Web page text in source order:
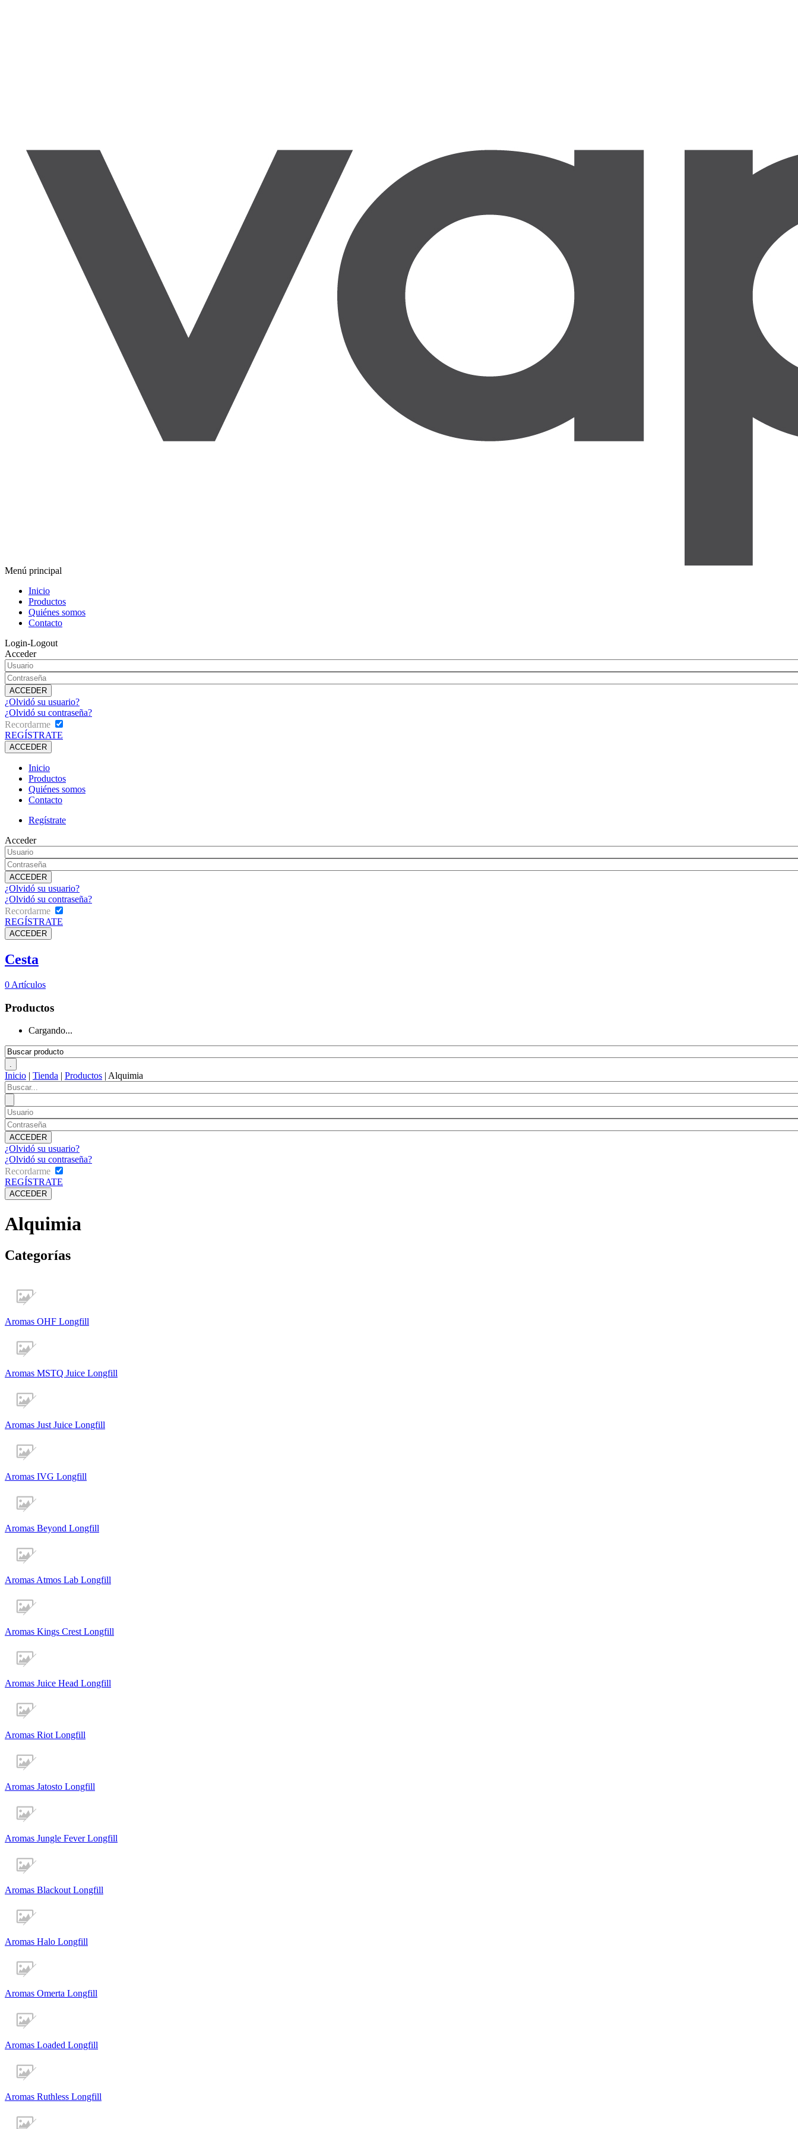
Menú principal
Inicio
Productos
Quiénes somos
Contacto
Login-Logout
Acceder
¿Olvidó su usuario?
¿Olvidó su contraseña?
Recordarme
REGÍSTRATE
Inicio
Productos
Quiénes somos
Contacto
Regístrate
Acceder
¿Olvidó su usuario?
¿Olvidó su contraseña?
Recordarme
REGÍSTRATE
Cesta
0 Artículos
Productos
Cargando...
Inicio | Tienda | Productos | Alquimia
¿Olvidó su usuario?
¿Olvidó su contraseña?
Recordarme
REGÍSTRATE
Alquimia
Categorías
Aromas OHF Longfill
Aromas MSTQ Juice Longfill
Aromas Just Juice Longfill
Aromas IVG Longfill
Aromas Beyond Longfill
Aromas Atmos Lab Longfill
Aromas Kings Crest Longfill
Aromas Juice Head Longfill
Aromas Riot Longfill
Aromas Jatosto Longfill
Aromas Jungle Fever Longfill
Aromas Blackout Longfill
Aromas Halo Longfill
Aromas Omerta Longfill
Aromas Loaded Longfill
Aromas Ruthless Longfill